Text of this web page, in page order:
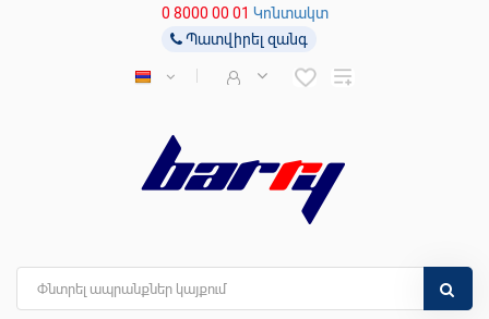
0 8000 00 01 Կոնտակտ
Պատվիրել զանգ